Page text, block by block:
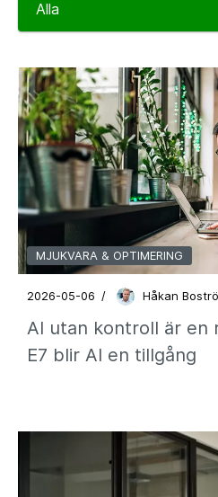
MJUKVARA & OPTIMERING
2026-05-06 / Håkan
AI utan kontroll är en
E7 blir AI en tillgång